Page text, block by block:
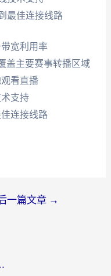
最佳连接线路
宽利用率
盖主要赛事转播区域
看直播
支持
连接线路
一篇文章 →
巴西英国游戏适配方案）